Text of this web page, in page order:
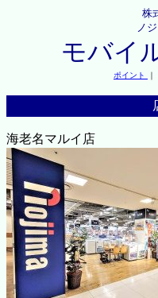
株
ノ
モバイ
ポイント ｜
海老名マルイ店